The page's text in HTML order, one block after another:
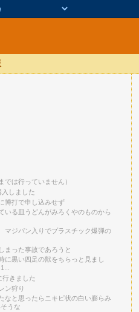
では行っていません）
しました
打で申し込みせず
いる皿うどんがみろくやのものから
ジパン入りでプラスチック爆弾の
まった事故であろうと
に黒い四足の獣をちらっと見まし
行きました
ン狩り
なと思ったらニキビ状の白い膨らみ
うな